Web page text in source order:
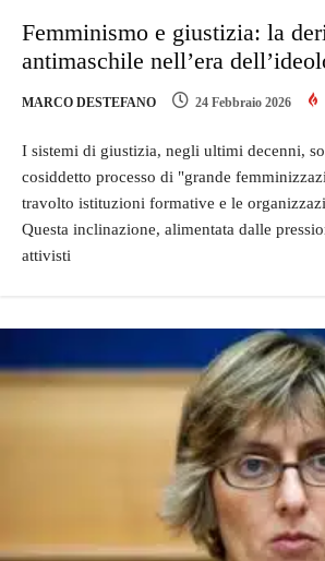
Femminismo e giustizia: la
antimaschile nell’era
MARCO DESTEFANO 24 Febbraio 2026
I sistemi di giustizia, negli ultimi decenni,
cosiddetto processo di "grande
travolto istituzioni formative e le
Questa inclinazione, alimentata dalle
attivisti